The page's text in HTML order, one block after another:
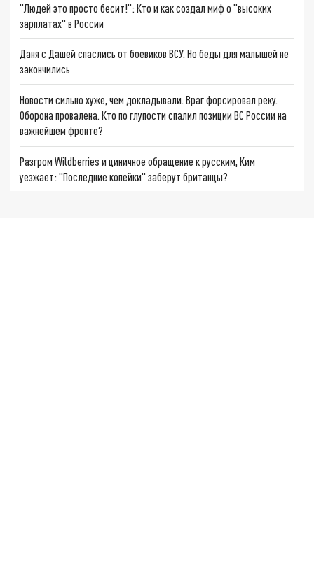
"Людей это просто бесит!": Кто и как создал миф о "высоких
зарплатах" в России
Даня с Дашей спаслись от боевиков ВСУ. Но беды для малышей не
закончились
Новости сильно хуже, чем докладывали. Враг форсировал реку.
Оборона провалена. Кто по глупости спалил позиции ВС России на
важнейшем фронте?
Разгром Wildberries и циничное обращение к русским, Ким
уезжает: "Последние копейки" заберут британцы?